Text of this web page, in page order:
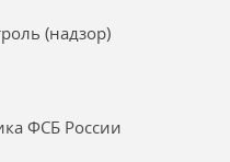
(надзор)
ФСБ России